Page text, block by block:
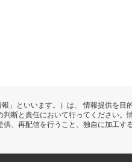
」といいます。）は、 情報提供を
断と責任において行ってください
、再配信を行うこと、独自に加工